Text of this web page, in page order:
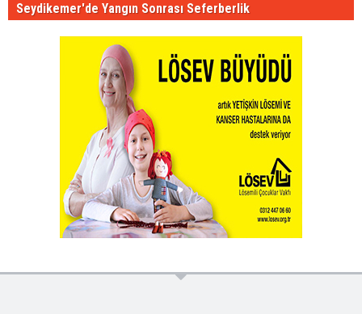
Seydikemer'de Yangın Sonrası Seferberlik